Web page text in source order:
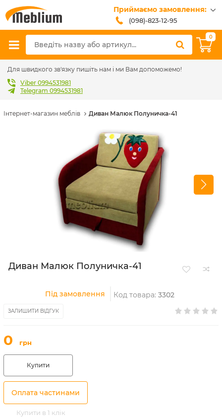
Приймаємо замовлення:
(098)-823-12-95
(099)-608-42-32
(093)-618-62-02
sales@meblium.com.ua
0
Для швидкого зв'язку пишіть нам і ми Вам допоможемо!
Viber 0994531981
Telegram 0994531981
Інтернет-магазин меблів Диван Малюк Полуничка-41
Диван Малюк Полуничка-41
Під замовлення Код товара: 3302
ЗАЛИШИТИ ВІДГУК
0 грн
Купити
Оплата частинами
Купити в 1 клік